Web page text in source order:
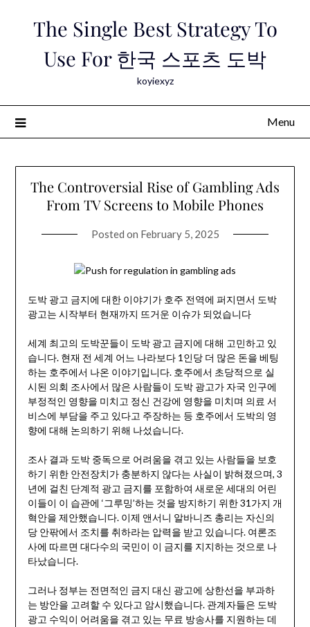
The Single Best Strategy To
Use For 한국 스포츠 도박
koyiexyz
Menu
The Controversial Rise of Gambling Ads
From TV Screens to Mobile Phones
Posted on February 5, 2025
도박 광고 금지에 대한 이야기가 호주 전역에 퍼지면서 도박
광고는 시작부터 현재까지 뜨거운 이슈가 되었습니다
세계 최고의 도박꾼들이 도박 광고 금지에 대해 고민하고 있
습니다. 현재 전 세계 어느 나라보다 1인당 더 많은 돈을 베팅
하는 호주에서 나온 이야기입니다. 호주에서 초당적으로 실
시된 의회 조사에서 많은 사람들이 도박 광고가 자국 인구에
부정적인 영향을 미치고 정신 건강에 영향을 미치며 의료 서
비스에 부담을 주고 있다고 주장하는 등 호주에서 도박의 영
향에 대해 논의하기 위해 나섰습니다.
조사 결과 도박 중독으로 어려움을 겪고 있는 사람들을 보호
하기 위한 안전장치가 충분하지 않다는 사실이 밝혀졌으며, 3
년에 걸친 단계적 광고 금지를 포함하여 새로운 세대의 어린
이들이 이 습관에 ‘그루밍’하는 것을 방지하기 위한 31가지 개
혁안을 제안했습니다. 이제 앤서니 알바니즈 총리는 자신의
당 안팎에서 조치를 취하라는 압력을 받고 있습니다. 여론조
사에 따르면 대다수의 국민이 이 금지를 지지하는 것으로 나
타났습니다.
그러나 정부는 전면적인 금지 대신 광고에 상한선을 부과하
는 방안을 고려할 수 있다고 암시했습니다. 관계자들은 도박
광고 수익이 어려움을 겪고 있는 무료 방송사를 지원하는 데